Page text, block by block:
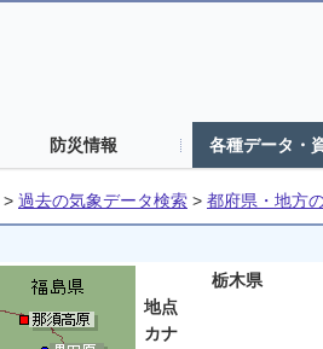
防災情報 各種データ・
> 過去の気象データ検索 > 都府県・地方
栃木県
地点
カナ